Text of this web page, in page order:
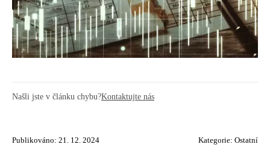
Našli jste v článku chybu?Kontaktujte nás
Publikováno: 21. 12. 2024 Kategorie: Ostatní